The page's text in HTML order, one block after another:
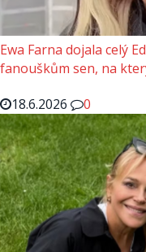
Ewa Farna dojala celý
fanouškům sen, na
18.6.2026
0